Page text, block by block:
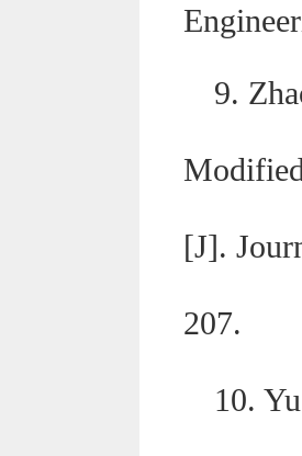
9.
[J].
207.
10.